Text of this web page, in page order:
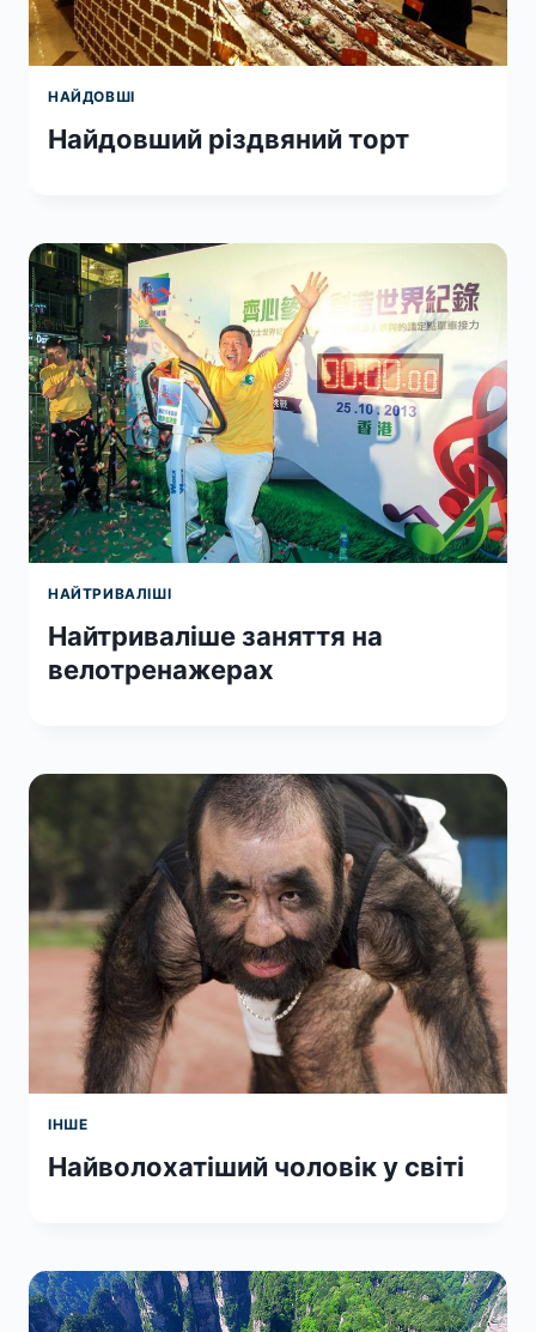
НАЙДОВШІ
Найдовший різдвяний торт
НАЙТРИВАЛІШІ
Найтриваліше заняття на
велотренажерах
ІНШЕ
Найволохатіший чоловік у світі